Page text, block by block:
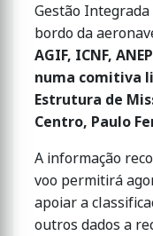
Gestão Integrada
bordo da
AGIF, ICNF,
numa comitiva
Estrutura de
Centro, Paulo
A informação
voo permitirá
apoiar a
outros dados a